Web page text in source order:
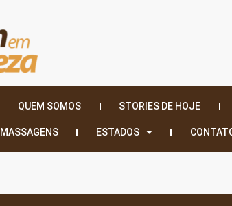
QUEM SOMOS STORIES DE HOJE
MASSAGENS ESTADOS